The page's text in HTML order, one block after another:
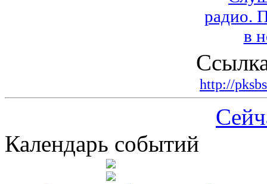
http://
Календарь событий